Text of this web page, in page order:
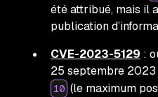
été attribué, mais il
publication
CVE-2023-5129 :
25 septembre 2023
10 (le maximum